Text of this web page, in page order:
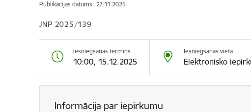
Publikācijas datums: 27.11.2025.
JNP 2025/139
Iesniegšanas termiņš
10:00, 15.12.2025
Iesniegšanas vieta
Elektronisko
Informācija par iepirkumu